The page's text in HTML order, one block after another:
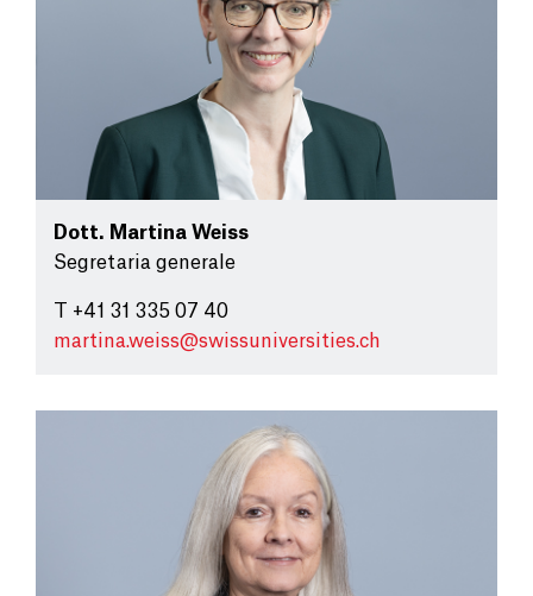
Dott. Martina Weiss
Segretaria generale
T +41 31 335 07 40
martina.weiss@swissuniversities.ch